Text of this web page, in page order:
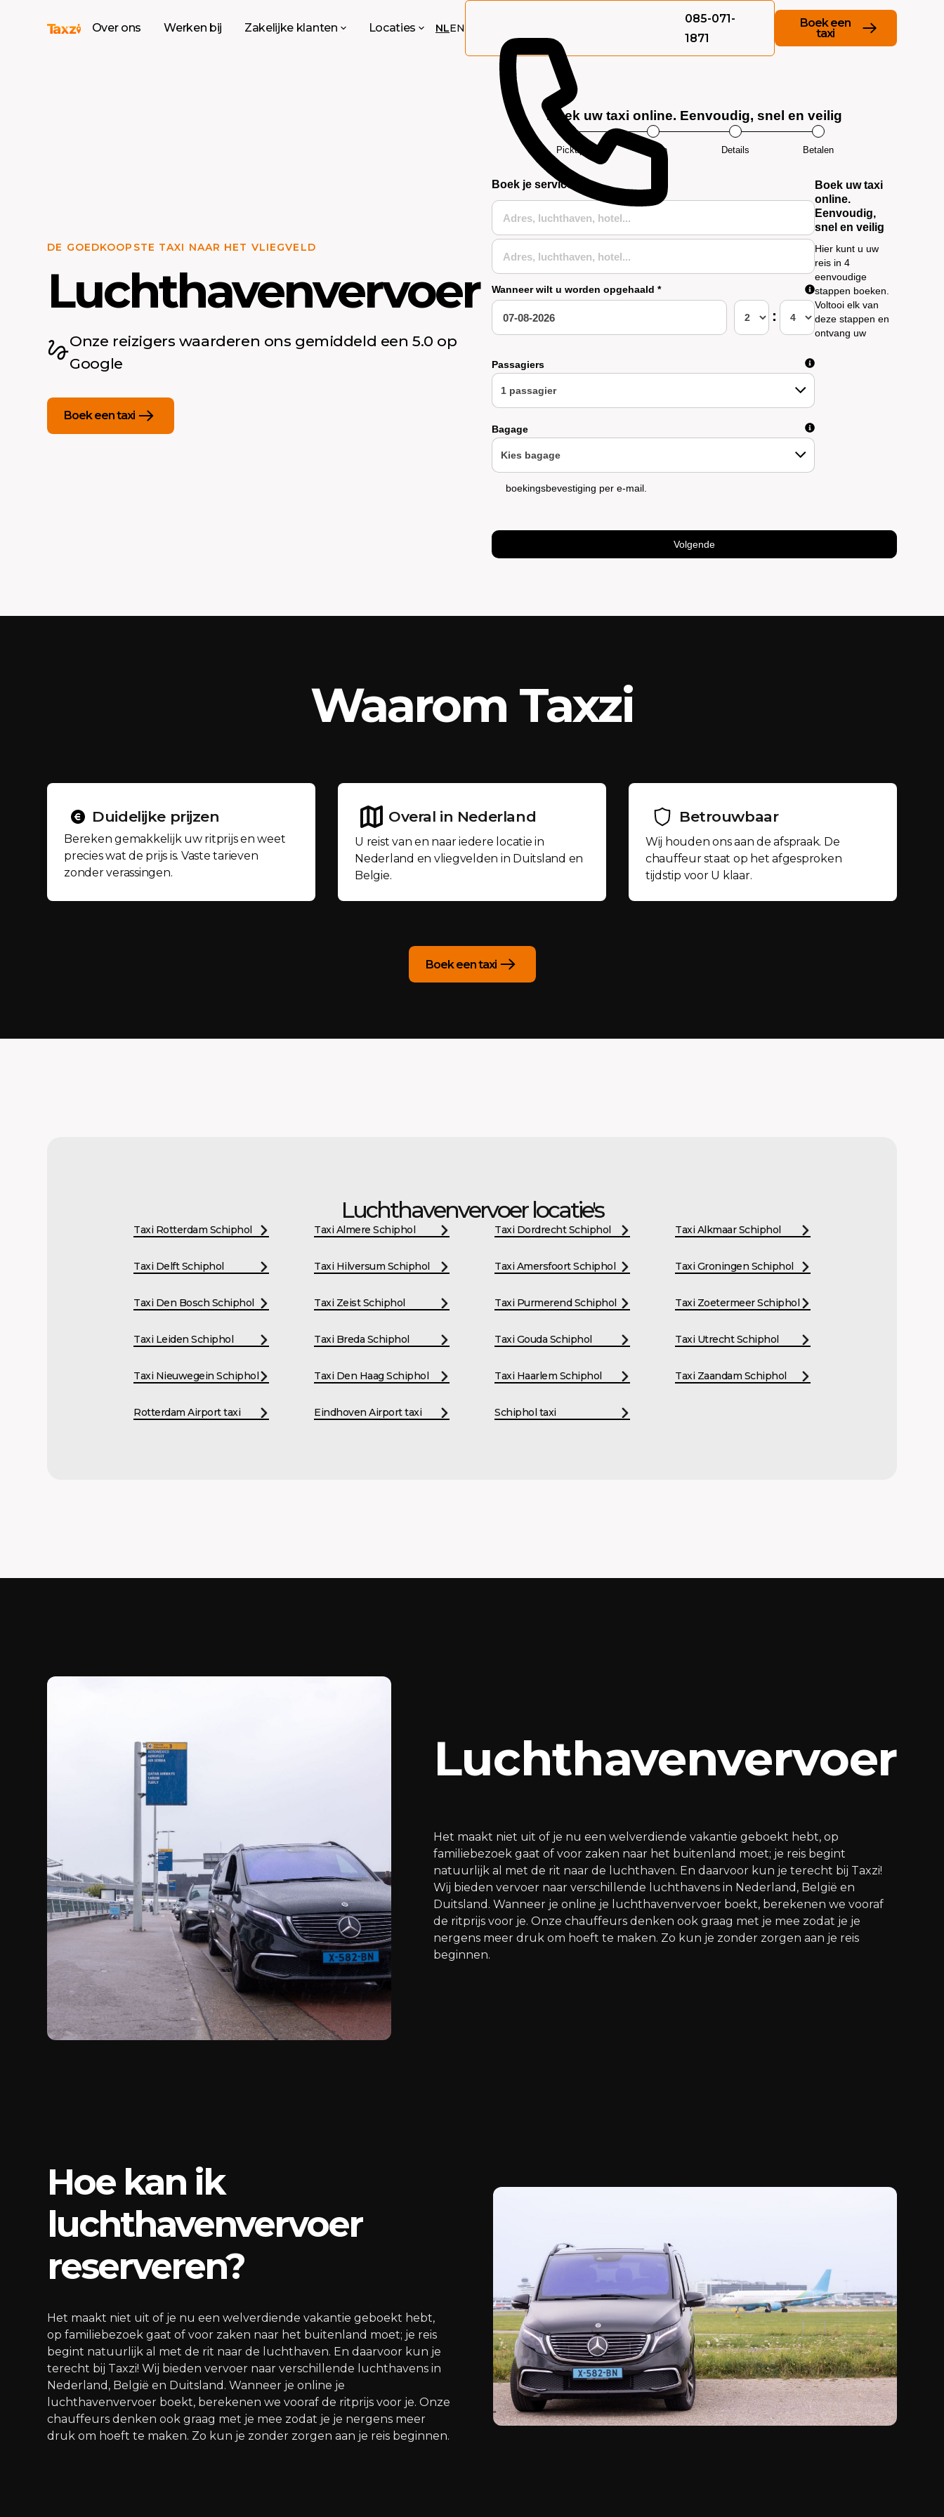
Over ons Werken bij Zakelijke klanten Locaties NLEN
085-071-
1871
Boek een
taxi
DE GOEDKOOPSTE TAXI NAAR HET VLIEGVELD
Luchthavenvervoer
Onze reizigers waarderen ons gemiddeld een 5.0 op
Google
Boek een taxi
Boek uw taxi online. Eenvoudig, snel en veilig
Pickup Prijzen Details Betalen
Boek je service
Wanneer wilt u worden opgehaald*
20 :
Passagiers
Bagage
Opties
Boek uw taxi
online.
Eenvoudig,
snel en veilig
Hier kunt u uw
reis in 4
eenvoudige
stappen boeken.
Voltooi elk van
deze stappen en
ontvang uw
boekingsbevestiging per e-mail.
Volgende
Waarom Taxzi
Duidelijke prijzen
Bereken gemakkelijk uw ritprijs en weet
precies wat de prijs is. Vaste tarieven
zonder verassingen.
Overal in Nederland
U reist van en naar iedere locatie in
Nederland en vliegvelden in Duitsland en
Belgie.
Betrouwbaar
Wij houden ons aan de afspraak. De
chauffeur staat op het afgesproken
tijdstip voor U klaar.
Boek een taxi
Luchthavenvervoer locatie's
Taxi Rotterdam Schiphol Taxi Almere Schiphol Taxi Dordrecht Schiphol Taxi Alkmaar Schiphol
Taxi Delft Schiphol Taxi Hilversum Schiphol Taxi Amersfoort Schiphol Taxi Groningen Schiphol
Taxi Den Bosch Schiphol Taxi Zeist Schiphol Taxi Purmerend Schiphol Taxi Zoetermeer Schiphol
Taxi Leiden Schiphol Taxi Breda Schiphol Taxi Gouda Schiphol Taxi Utrecht Schiphol
Taxi Nieuwegein Schiphol Taxi Den Haag Schiphol Taxi Haarlem Schiphol Taxi Zaandam Schiphol
Rotterdam Airport taxi Eindhoven Airport taxi Schiphol taxi
Luchthavenvervoer
Het maakt niet uit of je nu een welverdiende vakantie geboekt hebt, op
familiebezoek gaat of voor zaken naar het buitenland moet; je reis begint
natuurlijk al met de rit naar de luchthaven. En daarvoor kun je terecht bij Taxzi!
Wij bieden vervoer naar verschillende luchthavens in Nederland, België en
Duitsland. Wanneer je online je luchthavenvervoer boekt, berekenen we vooraf
de ritprijs voor je. Onze chauffeurs denken ook graag met je mee zodat je je
nergens meer druk om hoeft te maken. Zo kun je zonder zorgen aan je reis
beginnen.
Hoe kan ik
luchthavenvervoer
reserveren?
Het maakt niet uit of je nu een welverdiende vakantie geboekt hebt,
op familiebezoek gaat of voor zaken naar het buitenland moet; je reis
begint natuurlijk al met de rit naar de luchthaven. En daarvoor kun je
terecht bij Taxzi! Wij bieden vervoer naar verschillende luchthavens in
Nederland, België en Duitsland. Wanneer je online je
luchthavenvervoer boekt, berekenen we vooraf de ritprijs voor je. Onze
chauffeurs denken ook graag met je mee zodat je je nergens meer
druk om hoeft te maken. Zo kun je zonder zorgen aan je reis beginnen.